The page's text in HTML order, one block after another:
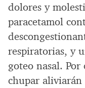
dolores y
paracetamol
respiratorias, y
goteo nasal.
chupar